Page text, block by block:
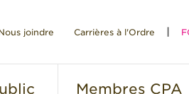
joindre Carrières à l'Ordre
Membres CPA